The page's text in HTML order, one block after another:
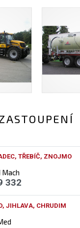
Mach
TŘEBÍČ, ZNOJMO
332
JIHLAVA, CHRUDIM